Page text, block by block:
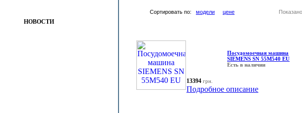
НОВОСТИ
Сортировать по: модели цене Показано
Посудомоечная машина
SIEMENS SN 55M540 EU
Есть в наличии
13394 грн.
Подробное описание